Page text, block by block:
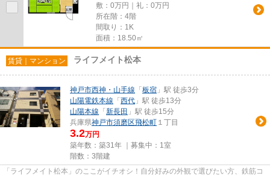
敷：0万円｜礼：0万円
所在階：4階
間取り：1K
面積：18.50㎡
賃貸｜マンション ライフメイト松本
神戸市西神・山手線 「 板宿 」駅 徒歩3分
山陽電鉄本線 「 西代 」駅 徒歩13分
山陽本線 「 新長田 」駅 徒歩15分
兵庫県神戸市須磨区飛松町 １丁目
3.2万円
築年数：築31年 ｜募集中： 1室
階数：3階建
「ライフメイト松本」のここがイチオシ！自分好みの外観で選びたい方、鉄筋コ